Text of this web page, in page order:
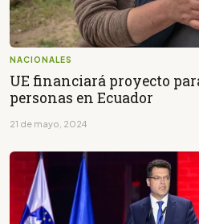
NACIONALES
UE financiará proyecto
personas en Ecuador
21 de mayo, 2024